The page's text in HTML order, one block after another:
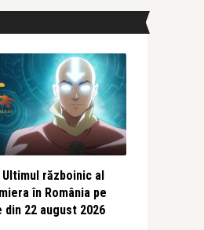
războinic al
în România pe
din 22 august 2026